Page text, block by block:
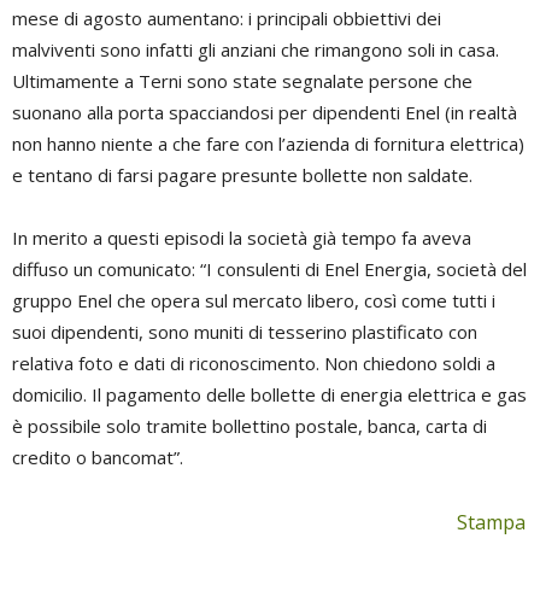
mese di agosto aumentano: i principali obbiettivi dei
malviventi sono infatti gli anziani che rimangono soli in casa.
Ultimamente a Terni sono state segnalate persone che
suonano alla porta spacciandosi per dipendenti Enel (in realtà
non hanno niente a che fare con l’azienda di fornitura elettrica)
e tentano di farsi pagare presunte bollette non saldate.
In merito a questi episodi la società già tempo fa aveva
diffuso un comunicato: “I consulenti di Enel Energia, società del
gruppo Enel che opera sul mercato libero, così come tutti i
suoi dipendenti, sono muniti di tesserino plastificato con
relativa foto e dati di riconoscimento. Non chiedono soldi a
domicilio. Il pagamento delle bollette di energia elettrica e gas
è possibile solo tramite bollettino postale, banca, carta di
credito o bancomat”.
Stampa